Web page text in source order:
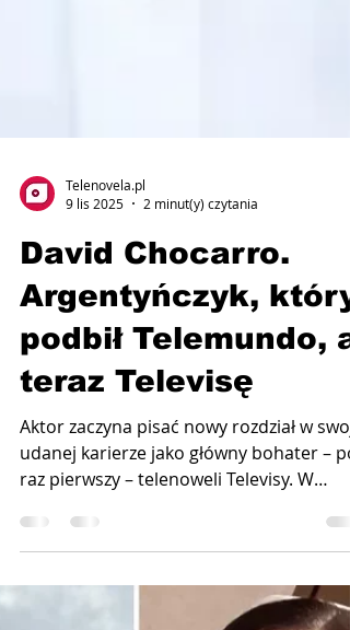
Telenovela.pl
9 lis 2025
2 minut(y) czytania
David Chocarro.
Argentyńczyk, który
podbił Telemundo, a
teraz Televisę
Aktor zaczyna pisać nowy rozdział w
udanej karierze jako główny bohater – po
meksykańskiej Las Estrellas zadebiutuje
"Mi verdad oculta", gdzie gra u boku